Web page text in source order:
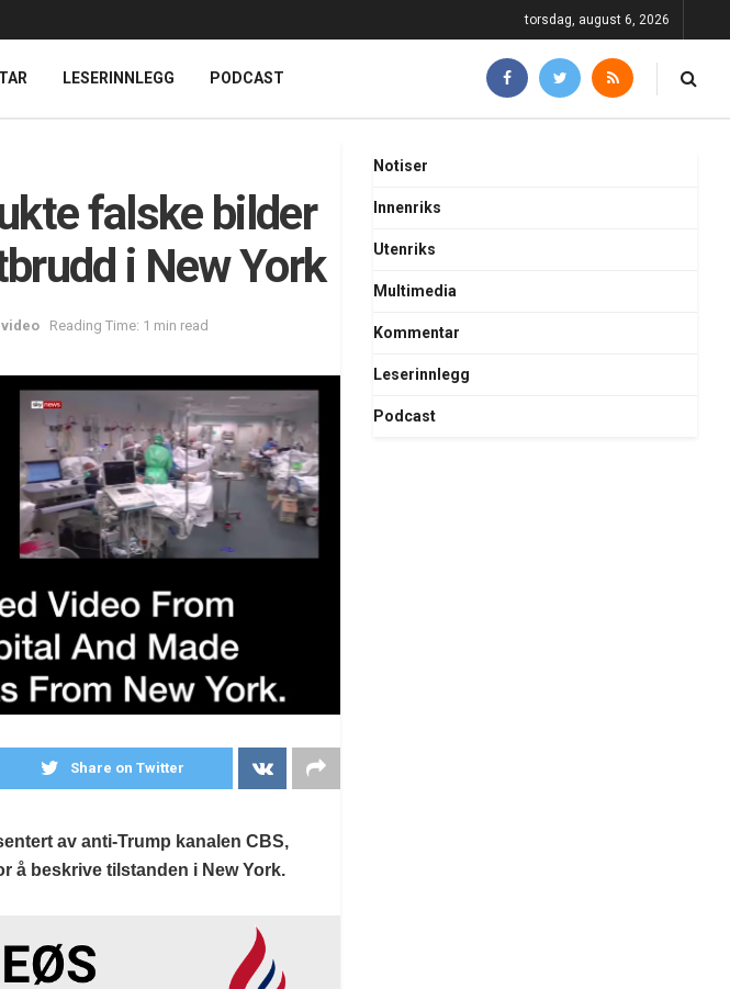
torsdag, august 6, 2026
LESERINNLEGG PODCAST
falske bilder
i New York
Reading Time: 1 min read
Share on Twitter
av anti-Trump kanalen CBS,
å beskrive tilstanden i New York.
Notiser
Innenriks
Utenriks
Multimedia
Kommentar
Leserinnlegg
Podcast